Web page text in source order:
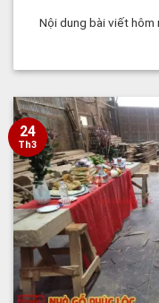
Nội dung bài viết hôm
24
Th3